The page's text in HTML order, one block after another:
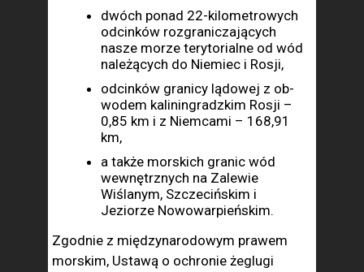
dwóch ponad 22-kilo­metrowych
odcinków rozgraniczających
nasze morze terytorialne od wód
należących do Niemiec i Rosji,
odcinków granicy lądowej z ob­
wodem kaliningradzkim Rosji –
0,85 km i z Niemcami – 168,91
km,
a także morskich granic wód
wewnętrznych na Zalewie
Wiślanym, Szczecińskim i
Jeziorze Nowowarpieńskim.
Zgodnie z międzyna­rodowym prawem
morskim, Ustawą o ochronie żeglugi